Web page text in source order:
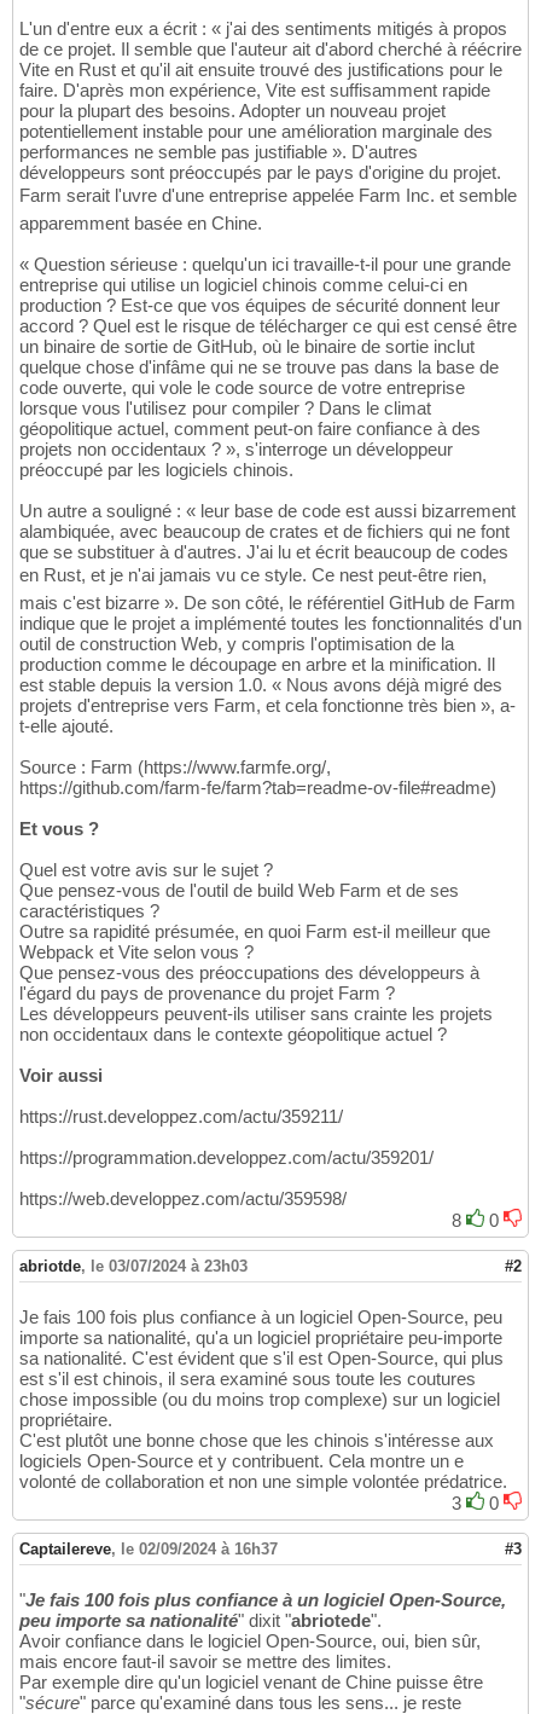
L'un d'entre eux a écrit : « j'ai des sentiments mitigés à propos
de ce projet. Il semble que l'auteur ait d'abord cherché à réécrire
Vite en Rust et qu'il ait ensuite trouvé des justifications pour le
faire. D'après mon expérience, Vite est suffisamment rapide
pour la plupart des besoins. Adopter un nouveau projet
potentiellement instable pour une amélioration marginale des
performances ne semble pas justifiable ». D'autres
développeurs sont préoccupés par le pays d'origine du projet.
Farm serait l'uvre d'une entreprise appelée Farm Inc. et semble
apparemment basée en Chine.
« Question sérieuse : quelqu'un ici travaille-t-il pour une grande
entreprise qui utilise un logiciel chinois comme celui-ci en
production ? Est-ce que vos équipes de sécurité donnent leur
accord ? Quel est le risque de télécharger ce qui est censé être
un binaire de sortie de GitHub, où le binaire de sortie inclut
quelque chose d'infâme qui ne se trouve pas dans la base de
code ouverte, qui vole le code source de votre entreprise
lorsque vous l'utilisez pour compiler ? Dans le climat
géopolitique actuel, comment peut-on faire confiance à des
projets non occidentaux ? », s'interroge un développeur
préoccupé par les logiciels chinois.
Un autre a souligné : « leur base de code est aussi bizarrement
alambiquée, avec beaucoup de crates et de fichiers qui ne font
que se substituer à d'autres. J'ai lu et écrit beaucoup de codes
en Rust, et je n'ai jamais vu ce style. Ce nest peut-être rien,
mais c'est bizarre ». De son côté, le référentiel GitHub de Farm
indique que le projet a implémenté toutes les fonctionnalités d'un
outil de construction Web, y compris l'optimisation de la
production comme le découpage en arbre et la minification. Il
est stable depuis la version 1.0. « Nous avons déjà migré des
projets d'entreprise vers Farm, et cela fonctionne très bien », a-
t-elle ajouté.
Source : Farm (https://www.farmfe.org/,
https://github.com/farm-fe/farm?tab=readme-ov-file#readme)
Et vous ?
Quel est votre avis sur le sujet ?
Que pensez-vous de l'outil de build Web Farm et de ses
caractéristiques ?
Outre sa rapidité présumée, en quoi Farm est-il meilleur que
Webpack et Vite selon vous ?
Que pensez-vous des préoccupations des développeurs à
l'égard du pays de provenance du projet Farm ?
Les développeurs peuvent-ils utiliser sans crainte les projets
non occidentaux dans le contexte géopolitique actuel ?
Voir aussi
https://rust.developpez.com/actu/359211/
https://programmation.developpez.com/actu/359201/
https://web.developpez.com/actu/359598/
8
0
abriotde, le 03/07/2024 à 23h03 #2
Je fais 100 fois plus confiance à un logiciel Open-Source, peu
importe sa nationalité, qu'a un logiciel propriétaire peu-importe
sa nationalité. C'est évident que s'il est Open-Source, qui plus
est s'il est chinois, il sera examiné sous toute les coutures
chose impossible (ou du moins trop complexe) sur un logiciel
propriétaire.
C'est plutôt une bonne chose que les chinois s'intéresse aux
logiciels Open-Source et y contribuent. Cela montre un e
volonté de collaboration et non une simple volontée prédatrice.
3
0
Captailereve, le 02/09/2024 à 16h37 #3
"Je fais 100 fois plus confiance à un logiciel Open-Source,
peu importe sa nationalité" dixit "abriotede".
Avoir confiance dans le logiciel Open-Source, oui, bien sûr,
mais encore faut-il savoir se mettre des limites.
Par exemple dire qu'un logiciel venant de Chine puisse être
"sécure" parce qu'examiné dans tous les sens... je reste